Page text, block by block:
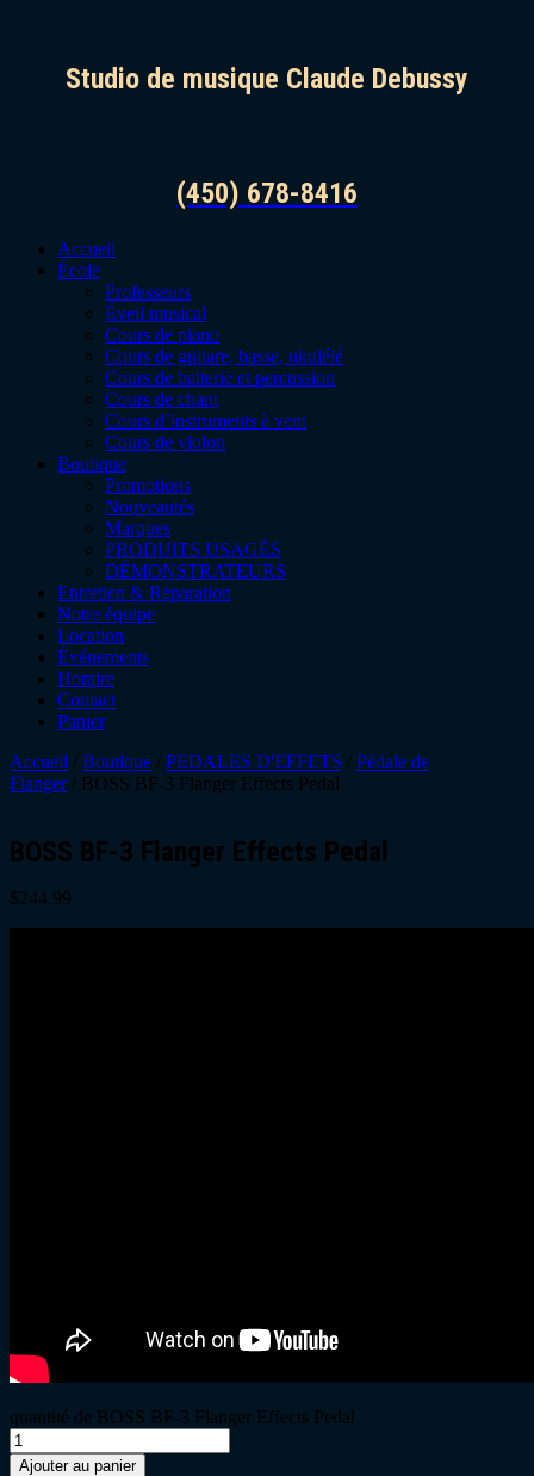
Studio de musique Claude Debussy
(450) 678-8416
Accueil
École
Professeurs
Éveil musical
Cours de piano
Cours de guitare, basse, ukulélé
Cours de batterie et percussion
Cours de chant
Cours d’instruments à vent
Cours de violon
Boutique
Promotions
Nouveautés
Marques
PRODUITS USAGÉS
DÉMONSTRATEURS
Entretien & Réparation
Notre équipe
Location
Événements
Horaire
Contact
Panier
Accueil / Boutique / PEDALES D'EFFETS / Pédale de
Flanger/ BOSS BF-3 Flanger Effects Pedal
BOSS BF-3 Flanger Effects Pedal
$244.99
quantité de BOSS BF-3 Flanger Effects Pedal
Ajouter au panier